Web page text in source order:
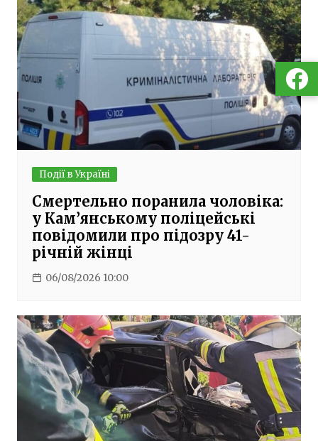
Події в Україні
Смертельно поранила чоловіка:
у Кам’янському поліцейські
повідомили про підозру 41-
річній жінці
06/08/2026 10:00